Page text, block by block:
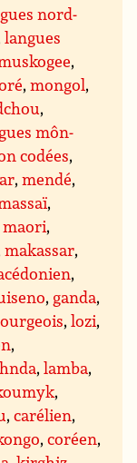
nord-
langues
,
,mongol,
,
môn-
codées,
,mendé,
,
maori,
makassar,
,
, ganda,
,lozi,
,
,lamba,
,
,carélien,
,coréen,